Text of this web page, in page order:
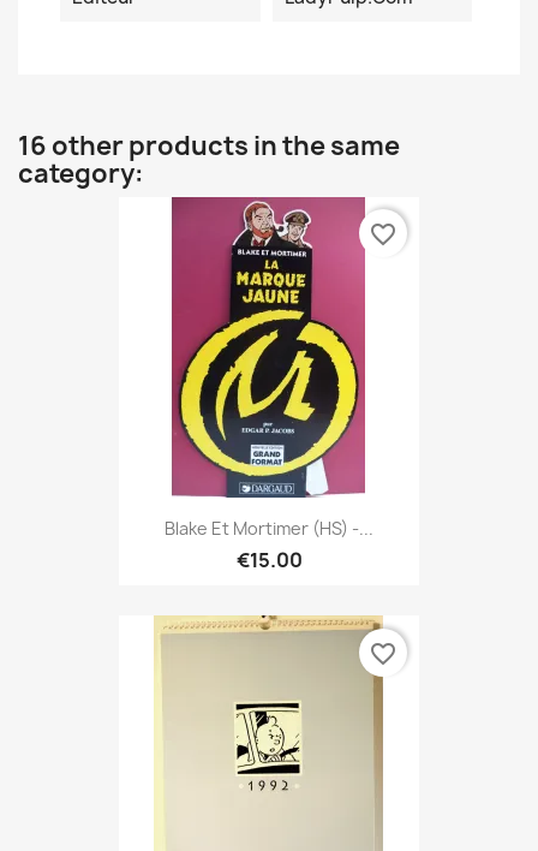
16 other products in the same
category:
Blake Et Mortimer (HS) -...
€15.00
favorite_border
favorite_border